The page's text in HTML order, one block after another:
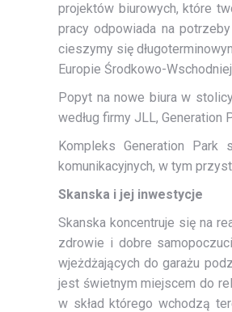
projektów biurowych, które
pracy odpowiada na
cieszymy się
Europie Środkowo-
Popyt na nowe biura w
według firmy JLL, Generation
Kompleks Generation
komunikacyjnych, w tym
Skanska i jej inwestycje
Skanska koncentruje się na
zdrowie i dobre
wjeżdżających do garażu
jest świetnym miejscem do
w skład którego wchodzą